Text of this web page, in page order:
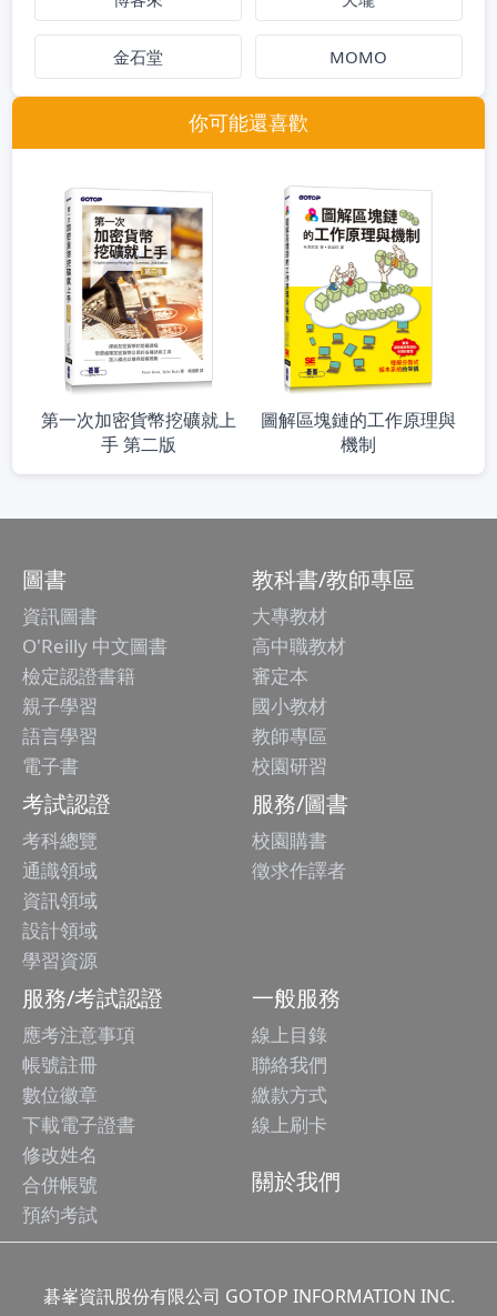
金石堂 MOMO
你可能還喜歡
第一次加密貨幣挖礦就上
手 第二版
圖解區塊鏈的工作原理與
機制
圖書
資訊圖書
O'Reilly 中文圖書
檢定認證書籍
親子學習
語言學習
電子書
教科書/教師專區
大專教材
高中職教材
審定本
國小教材
教師專區
校園研習
考試認證
考科總覽
通識領域
資訊領域
設計領域
學習資源
服務/圖書
校園購書
徵求作譯者
服務/考試認證
應考注意事項
帳號註冊
數位徽章
下載電子證書
修改姓名
合併帳號
預約考試
一般服務
線上目錄
聯絡我們
繳款方式
線上刷卡
關於我們
碁峯資訊股份有限公司 GOTOP INFORMATION INC.